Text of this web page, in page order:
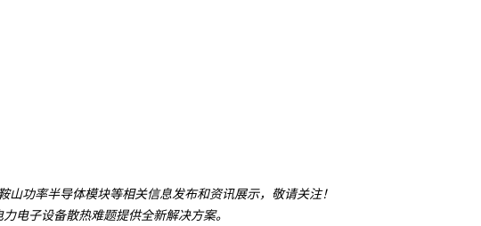
山功率半导体模块等相关信息发布和资讯展示，敬请关注！
电子设备散热难题提供全新解决方案。​